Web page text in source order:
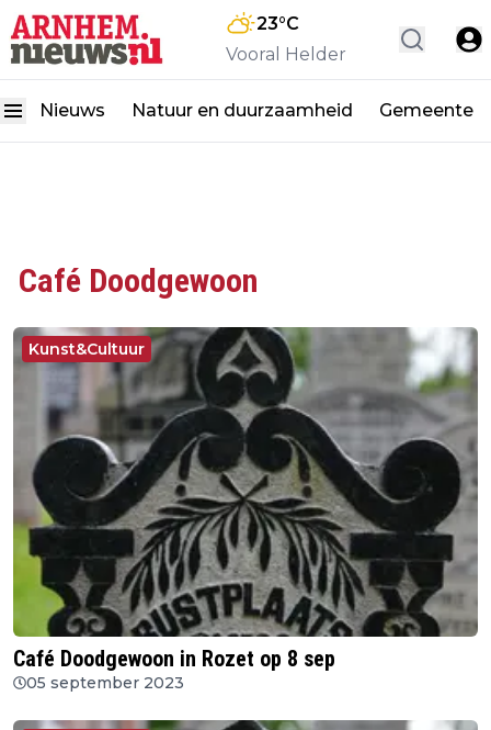
23°C
Vooral Helder
Nieuws Natuur en duurzaamheid Gemeente
Café Doodgewoon
Kunst&Cultuur
Café Doodgewoon in Rozet op 8 sep
05 september 2023